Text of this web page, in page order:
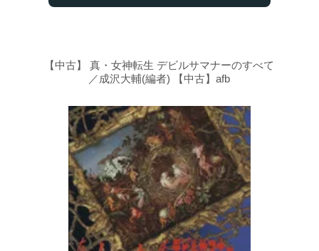
【中古】 真・女神転生 デビルサマナーのすべて
／成沢大輔(編者) 【中古】afb